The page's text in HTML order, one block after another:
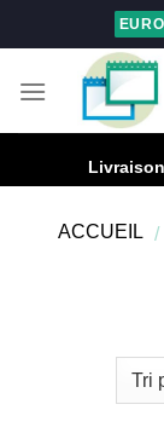
to
EURO
ACCUEIL /